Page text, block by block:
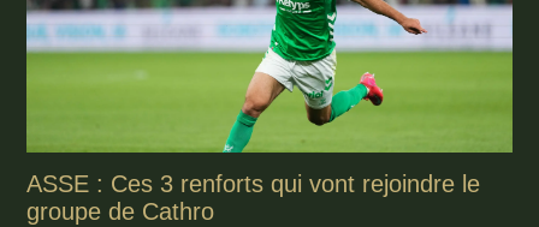
ASSE : Ces 3 renforts qui vont rejoindre le
groupe de Cathro